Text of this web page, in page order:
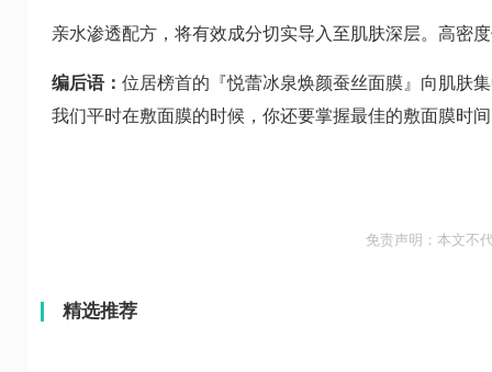
亲水渗透配方，将有效成分切实导入至肌肤深层。高密
编后语： 位居榜首的『悦蕾冰泉焕颜蚕丝面膜』向肌肤
我们平时在敷面膜的时候，你还要掌握最佳的敷面膜时
免责声明：本文不
精选推荐